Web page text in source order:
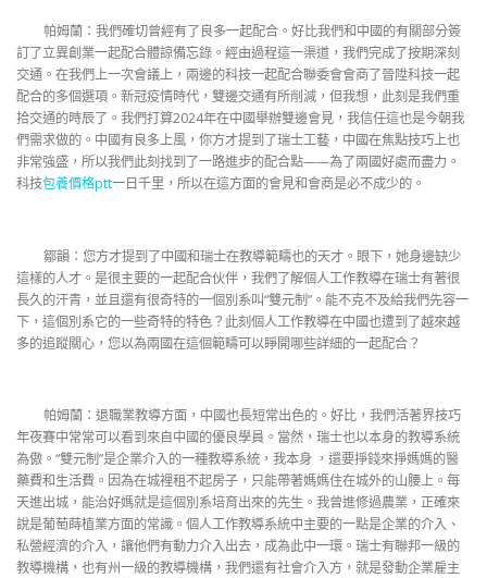
帕姆蘭：我們確切曾經有了良多一起配合。好比我們和中國的有關部分簽
訂了立異創業一起配合體諒備忘錄。經由過程這一渠道，我們完成了按期深刻
交通。在我們上一次會議上，兩邊的科技一起配合聯委會會商了晉陞科技一起
配合的多個選項。新冠疫情時代，雙邊交通有所削減，但我想，此刻是我們重
拾交通的時辰了。我們打算2024年在中國舉辦雙邊會見，我信任這也是今朝我
們需求做的。中國有良多上風，你方才提到了瑞士工藝，中國在焦點技巧上也
非常強盛，所以我們此刻找到了一路進步的配合點——為了兩國好處而盡力。
科技包養價格ptt一日千里，所以在這方面的會見和會商是必不成少的。
鄒韻：您方才提到了中國和瑞士在教導範疇也的天才。眼下，她身邊缺少
這樣的人才。是很主要的一起配合伙伴，我們了解個人工作教導在瑞士有著很
長久的汗青，並且還有很奇特的一個別系叫“雙元制”。能不克不及給我們先容一
下，這個別系它的一些奇特的特色？此刻個人工作教導在中國也遭到了越來越
多的追蹤關心，您以為兩國在這個範疇可以睜開哪些詳細的一起配合？
帕姆蘭：退職業教導方面，中國也長短常出色的。好比，我們活著界技巧
年夜賽中常常可以看到來自中國的優良學員。當然，瑞士也以本身的教導系統
為傲。“雙元制”是企業介入的一種教導系統，我本身 ，還要掙錢來掙媽媽的醫
藥費和生活費。因為在城裡租不起房子，只能帶著媽媽住在城外的山腰上。每
天進出城，能治好媽就是這個別系培育出來的先生。我曾進修過農業，正確來
說是葡萄蒔植業方面的常識。個人工作教導系統中主要的一點是企業的介入、
私營經濟的介入，讓他們有動力介入出去，成為此中一環。瑞士有聯邦一級的
教導機構，也有州一級的教導機構，我們還有社會介入方，就是發動企業雇主